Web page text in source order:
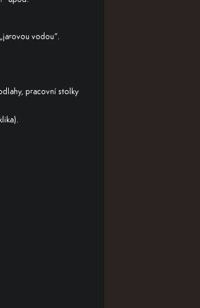
vodou“.
pracovní stolky